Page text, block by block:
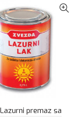
premaz sa